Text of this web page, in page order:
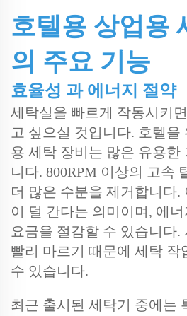
호텔용 상업용
의 주요 기능
효율성 과 에너지 절약
세탁실을 빠르게 작동시키
고 싶으실 것입니다. 호텔을
용 세탁 장비는 많은 유용한
니다. 800RPM 이상의 고속
더 많은 수분을 제거합니다.
이 덜 간다는 의미이며, 에
요금을 절감할 수 있습니다.
빨리 마르기 때문에 세탁 작
수 있습니다.
최근 출시된 세탁기 중에는